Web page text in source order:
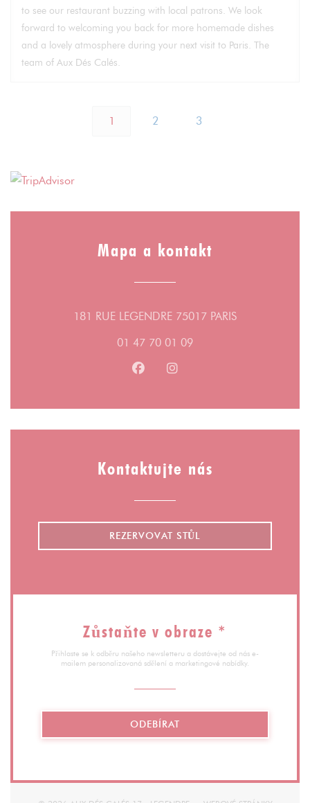
to see our restaurant buzzing with local patrons. We look
forward to welcoming you back for more homemade dishes
and a lovely atmosphere during your next visit to Paris. The
team of Aux Dés Calés.
1 2 3
Mapa a kontakt
181 RUE LEGENDRE 75017 PARIS((otevře se v
01 47 70 01 09
Facebook ((otevře se v novém
Instagram ((otevře se v
Kontaktujte nás
REZERVOVAT STŮL
Zůstaňte v obraze *
Přihlaste se k odběru našeho newsletteru a dostávejte od nás e-
mailem personalizovaná sdělení a marketingové nabídky.
ODEBÍRAT